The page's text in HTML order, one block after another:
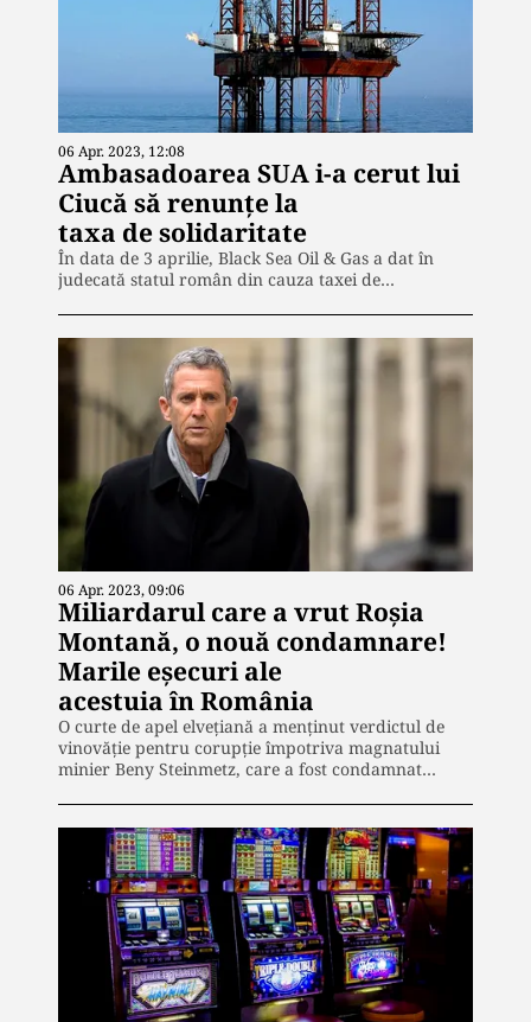
06 Apr. 2023, 12:08
Ambasadoarea SUA i-a cerut lui
Ciucă să renunțe la
taxa de solidaritate
În data de 3 aprilie, Black Sea Oil & Gas a dat în
judecată statul român din cauza taxei de…
06 Apr. 2023, 09:06
Miliardarul care a vrut Roșia
Montană, o nouă condamnare!
Marile eșecuri ale
acestuia în România
O curte de apel elvețiană a menținut verdictul de
vinovăție pentru corupție împotriva magnatului
minier Beny Steinmetz, care a fost condamnat…